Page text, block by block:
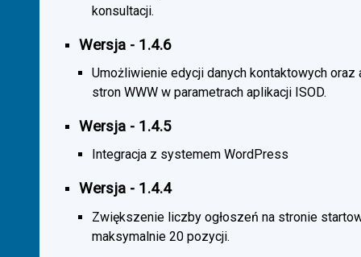
konsultacji.
Wersja - 1.4.6
Umożliwienie edycji danych kontaktowych oraz
stron WWW w parametrach aplikacji ISOD.
Wersja - 1.4.5
Integracja z systemem WordPress
Wersja - 1.4.4
Zwiększenie liczby ogłoszeń na stronie
maksymalnie 20 pozycji.